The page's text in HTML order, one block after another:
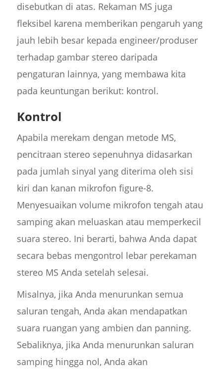
disebutkan di atas. Rekaman MS juga
fleksibel karena memberikan pengaruh yang
jauh lebih besar kepada engineer/produser
terhadap gambar stereo daripada
pengaturan lainnya, yang membawa kita
pada keuntungan berikut: kontrol.
Kontrol
Apabila merekam dengan metode MS,
pencitraan stereo sepenuhnya didasarkan
pada jumlah sinyal yang diterima oleh sisi
kiri dan kanan mikrofon figure-8.
Menyesuaikan volume mikrofon tengah atau
samping akan meluaskan atau memperkecil
suara stereo. Ini berarti, bahwa Anda dapat
secara bebas mengontrol lebar perekaman
stereo MS Anda setelah selesai.
Misalnya, jika Anda menurunkan semua
saluran tengah, Anda akan mendapatkan
suara ruangan yang ambien dan panning.
Sebaliknya, jika Anda menurunkan saluran
samping hingga nol, Anda akan